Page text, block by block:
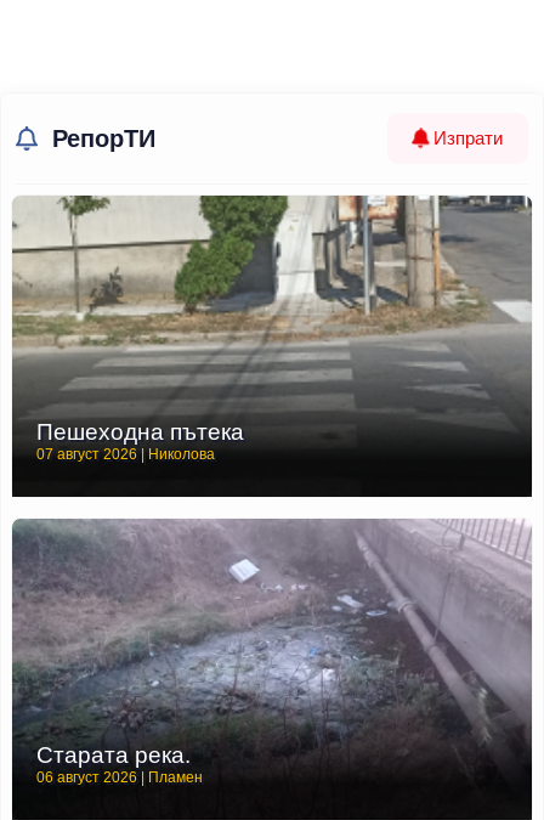
РепорТИ Изпрати
Пешеходна пътека
07 август 2026 | Николова
Старата река.
06 август 2026 | Пламен